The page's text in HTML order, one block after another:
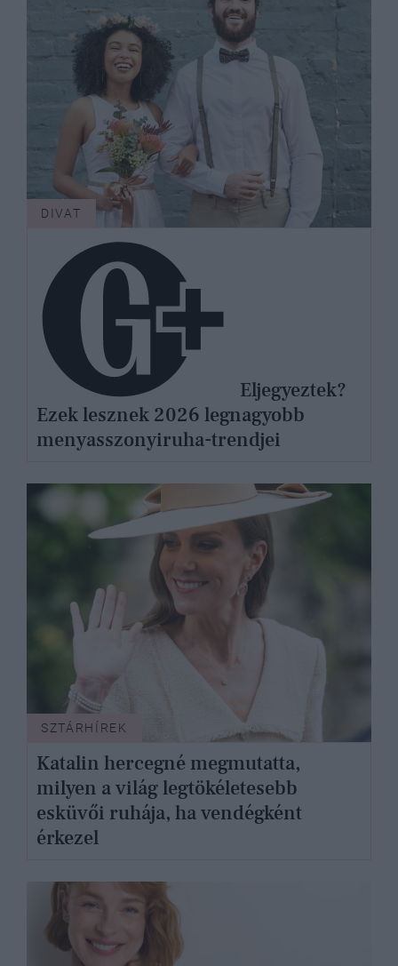
DIVAT
Ezek lesznek 2026 legnagyobb
menyasszonyiruha-trendjei
SZTÁRHÍREK
Katalin hercegné megmutatta,
milyen a világ legtökéletesebb
esküvői ruhája, ha vendégként
érkezel